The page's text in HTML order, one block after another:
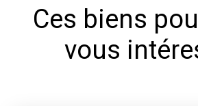
Ces biens
vous